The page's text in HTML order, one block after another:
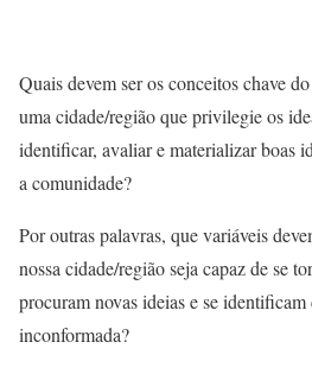
Quais devem ser os conceitos chave
uma cidade/região que privilegie os
identificar, avaliar e materializar boas
a comunidade?
Por outras palavras, que variáveis
nossa cidade/região seja capaz de se
procuram novas ideias e se identificam
inconformada?